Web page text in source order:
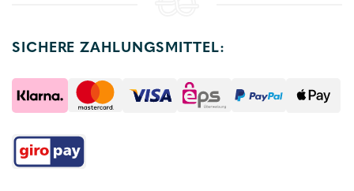
SICHERE ZAHLUNGSMITTEL: